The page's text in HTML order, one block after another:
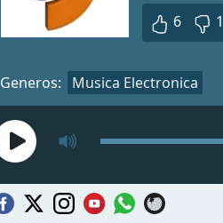
6 1
Generos: Musica Electronica